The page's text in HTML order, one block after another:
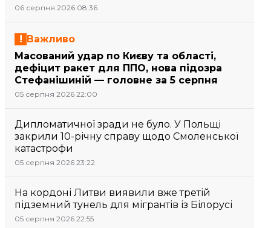
06 серпня 2026 08:36
Важливо
Масований удар по Києву та області,
дефіцит ракет для ППО, нова підозра
Стефанішиній — головне за 5 серпня
05 серпня 2026 22:00
Дипломатичної зради не було. У Польщі
закрили 10-річну справу щодо Смоленської
катастрофи
05 серпня 2026 23:22
На кордоні Литви виявили вже третій
підземний тунель для мігрантів із Білорусі
05 серпня 2026 22:55